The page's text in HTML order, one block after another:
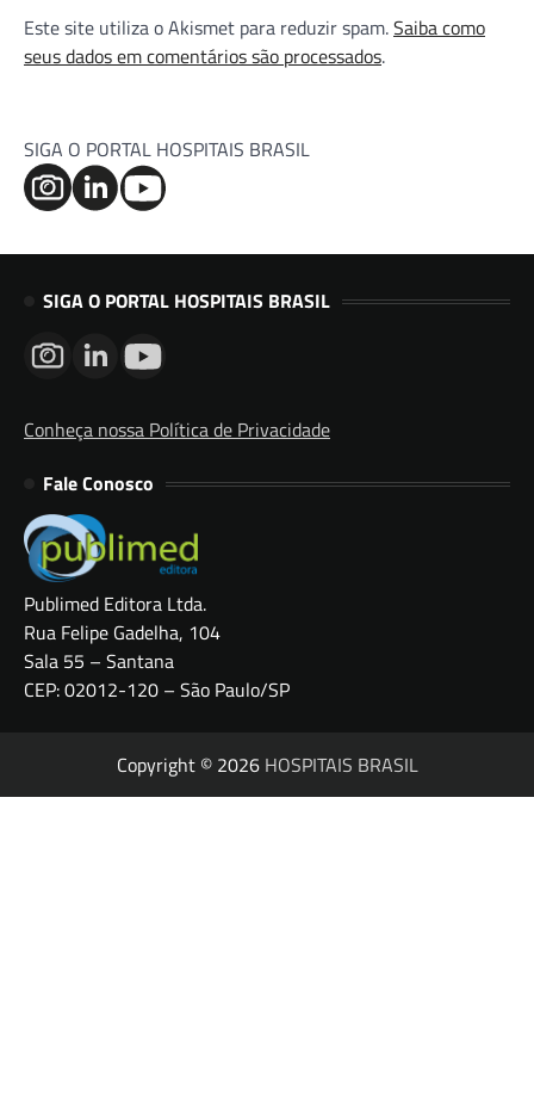
Este site utiliza o Akismet para reduzir spam.Saiba como
seus dados em comentários são processados.
SIGA O PORTAL HOSPITAIS BRASIL
SIGA O PORTAL HOSPITAIS BRASIL
Conheça nossa Política de Privacidade
Fale Conosco
Publimed Editora Ltda.
Rua Felipe Gadelha, 104
Sala 55 – Santana
CEP: 02012-120 – São Paulo/SP
Copyright © 2026 HOSPITAIS BRASIL